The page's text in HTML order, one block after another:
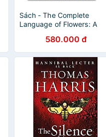
Sách - The Complete
Language of Flowers: A
History by S. Theresa Dietz
580.000 đ